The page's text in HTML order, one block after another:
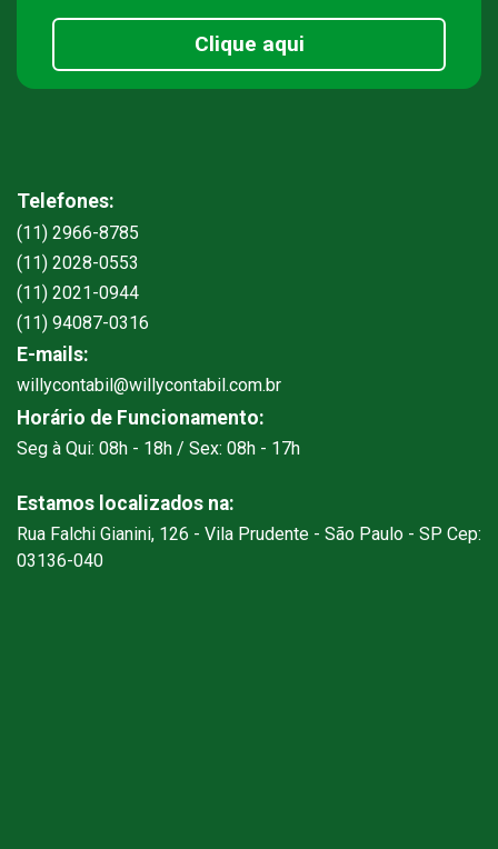
Clique aqui
Telefones:
(11) 2966-8785
(11) 2028-0553
(11) 2021-0944
(11) 94087-0316
E-mails:
willycontabil@willycontabil.com.br
Horário de Funcionamento:
Seg à Qui: 08h - 18h / Sex: 08h - 17h
Estamos localizados na:
Rua Falchi Gianini, 126 - Vila Prudente - São Paulo - SP Cep:
03136-040